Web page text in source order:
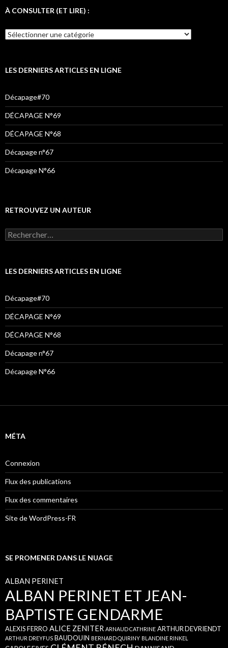
e
o
t
e
t
g
m
À CONSULTER (ET LIRE) :
LES DERNIERS ARTICLES EN LIGNE
Décapage#70
DÉCAPAGE N°69
DÉCAPAGE N°68
Décapage n°67
Décapage N°66
RETROUVEZ UN AUTEUR
LES DERNIERS ARTICLES EN LIGNE
Décapage#70
DÉCAPAGE N°69
DÉCAPAGE N°68
Décapage n°67
Décapage N°66
MÉTA
Connexion
Flux des publications
Flux des commentaires
Site de WordPress-FR
SE PROMENER DANS LE NUAGE
ALBAN PERINET
ALBAN PERINET ET JEAN-
BAPTISTE GENDARME
ALEXIS FERRO ALICE ZENITER ARNAUD CATHRINE ARTHUR DEVRIENDT
ARTHUR DREYFUS BAUDOUIN BERNARD QUIRINY BLANDINE RINKEL